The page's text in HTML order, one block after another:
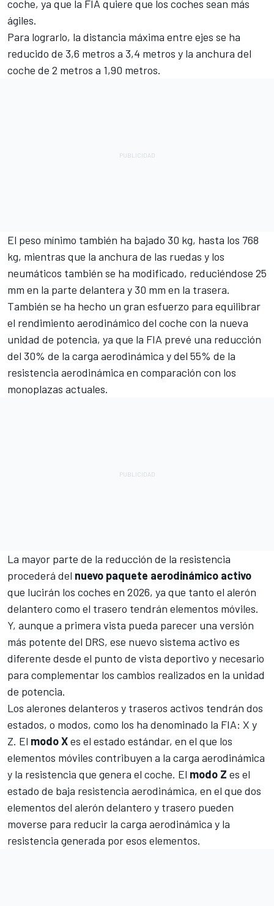
coche, ya que la FIA quiere que los coches sean más
ágiles.
Para lograrlo, la distancia máxima entre ejes se ha
reducido de 3,6 metros a 3,4 metros y la anchura del
coche de 2 metros a 1,90 metros.
El peso mínimo también ha bajado 30 kg, hasta los 768
kg, mientras que la anchura de las ruedas y los
neumáticos también se ha modificado, reduciéndose 25
mm en la parte delantera y 30 mm en la trasera.
También se ha hecho un gran esfuerzo para equilibrar
el rendimiento aerodinámico del coche con la nueva
unidad de potencia, ya que la FIA prevé una reducción
del 30% de la carga aerodinámica y del 55% de la
resistencia aerodinámica en comparación con los
monoplazas actuales.
La mayor parte de la reducción de la resistencia
procederá del nuevo paquete aerodinámico activo
que lucirán los coches en 2026, ya que tanto el alerón
delantero como el trasero tendrán elementos móviles.
Y, aunque a primera vista pueda parecer una versión
más potente del DRS, ese nuevo sistema activo es
diferente desde el punto de vista deportivo y necesario
para complementar los cambios realizados en la unidad
de potencia.
Los alerones delanteros y traseros activos tendrán dos
estados, o modos, como los ha denominado la FIA: X y
Z. El modo Xes el estado estándar, en el que los
elementos móviles contribuyen a la carga aerodinámica
y la resistencia que genera el coche. El modo Z es el
estado de baja resistencia aerodinámica, en el que dos
elementos del alerón delantero y trasero pueden
moverse para reducir la carga aerodinámica y la
resistencia generada por esos elementos.